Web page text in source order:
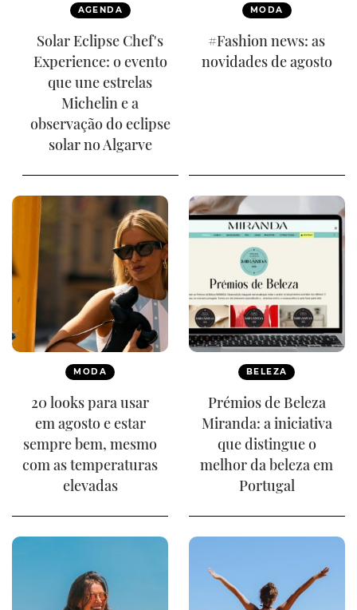
AGENDA
Solar Eclipse Chef's
Experience: o evento
que une estrelas
Michelin e a
observação do eclipse
solar no Algarve
MODA
#Fashion news: as
novidades de agosto
MODA
20 looks para usar
em agosto e estar
sempre bem, mesmo
com as temperaturas
elevadas
BELEZA
Prémios de Beleza
Miranda: a iniciativa
que distingue o
melhor da beleza em
Portugal